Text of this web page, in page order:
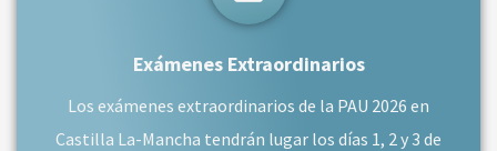
Exámenes Extraordinarios
Los exámenes extraordinarios de la PAU 2026 en
Castilla La-Mancha tendrán lugar los días 1, 2 y 3 de